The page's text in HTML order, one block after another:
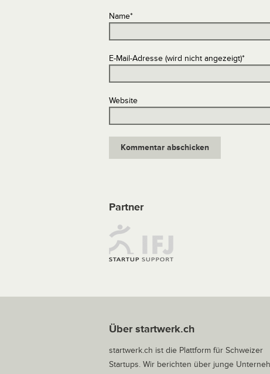
Name*
E-Mail-Adresse (wird nicht angezeigt)*
Website
Partner
Über startwerk.ch
startwerk.ch ist die Plattform für Schweizer
Startups. Wir berichten über junge